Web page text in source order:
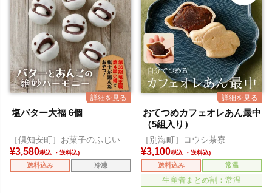
塩バター大福 6個
［倶知安町］お菓子のふじい
¥3,580税込
送料込み 冷凍
おてつめカフェオレあん最中
（5組入り）
［別海町］コウシ茶寮
¥3,100税込
送料込み 常温
生産者まとめ割：常温